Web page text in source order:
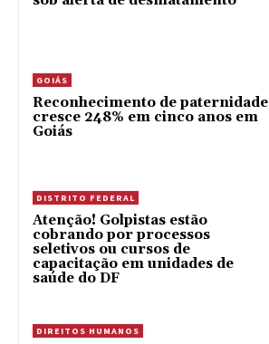
GOIÁS
Reconhecimento de paternidade
cresce 248% em cinco anos em
Goiás
DISTRITO FEDERAL
Atenção! Golpistas estão
cobrando por processos
seletivos ou cursos de
capacitação em unidades de
saúde do DF
DIREITOS HUMANOS